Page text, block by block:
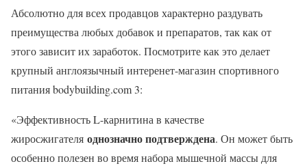
Абсолютно для всех продавцов характерно раздувать
преимущества любых добавок и препаратов, так как от
этого зависит их заработок. Посмотрите как это делает
крупный англоязычный интеренет-магазин спортивного
питания bodybuilding.com 3:
«Эффективность L-карнитина в качестве
жиросжигателя однозначно подтверждена. Он может быть
особенно полезен во время набора мышечной массы для